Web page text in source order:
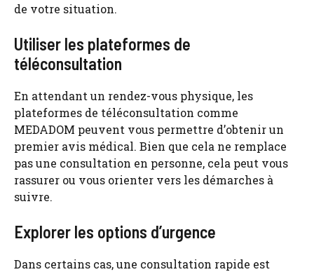
de votre situation.
Utiliser les plateformes de
téléconsultation
En attendant un rendez-vous physique, les
plateformes de téléconsultation comme
MEDADOM peuvent vous permettre d’obtenir un
premier avis médical. Bien que cela ne remplace
pas une consultation en personne, cela peut vous
rassurer ou vous orienter vers les démarches à
suivre.
Explorer les options d’urgence
Dans certains cas, une consultation rapide est